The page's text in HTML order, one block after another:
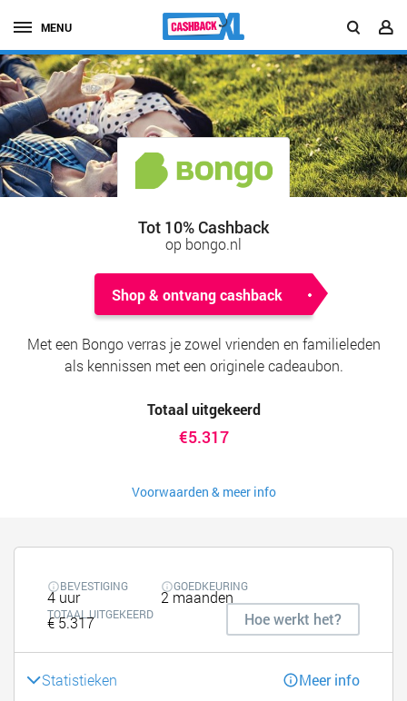
MENU
Tot 10% Cashback
op bongo.nl
Shop & ontvang cashback
Met een Bongo verras je zowel vrienden en familieleden
als kennissen met een originele cadeaubon.
Totaal uitgekeerd
€5.317
Voorwaarden & meer info
BEVESTIGING
4 uur
GOEDKEURING
2 maanden
TOTAAL UITGEKEERD
€ 5.317 Hoe werkt het?
Statistieken Meer info